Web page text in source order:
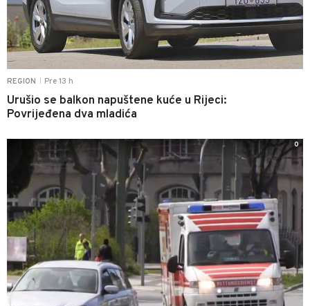
REGION Pre 13 h
Urušio se balkon napuštene kuće u Rijeci:
Povrijeđena dva mladića
0